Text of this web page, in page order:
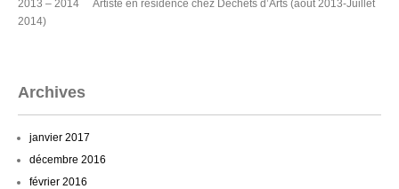
2013 – 2014 Artiste en résidence chez Déchets d’Arts (août 2013-Juillet
2014)
Archives
janvier 2017
décembre 2016
février 2016